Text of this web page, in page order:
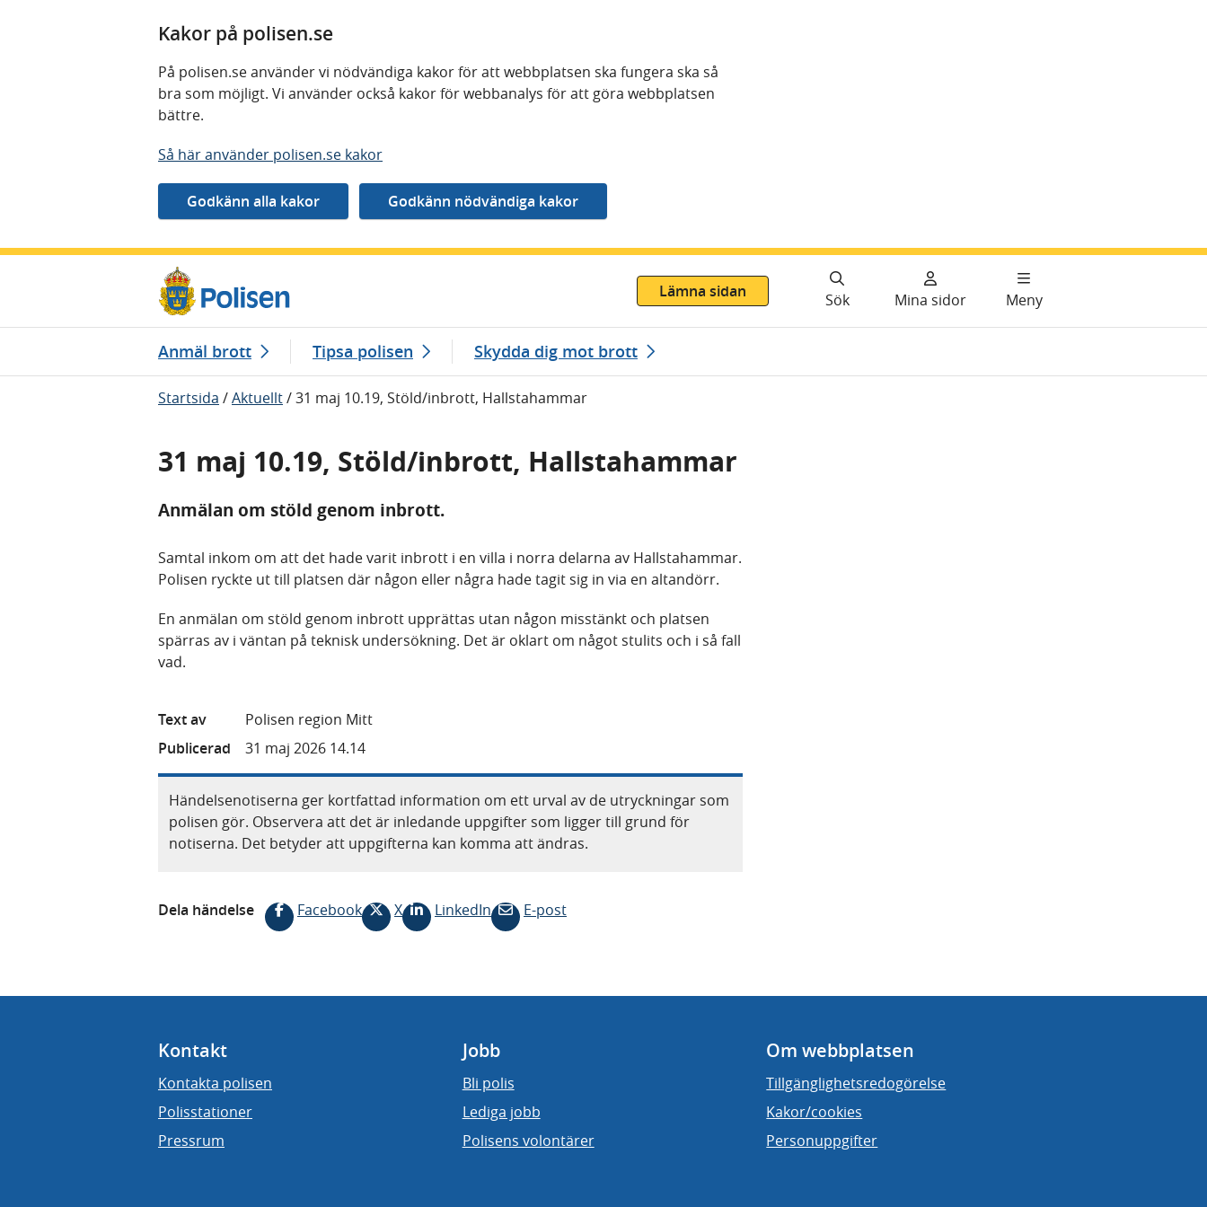
Kakor på polisen.se
På polisen.se använder vi nödvändiga kakor för att webbplatsen ska fungera ska så
bra som möjligt. Vi använder också kakor för webbanalys för att göra webbplatsen
bättre.
Så här använder polisen.se kakor
Lämna sidan
Sök Mina sidor Meny
Anmäl brott Tipsa polisen Skydda dig mot brott
Startsida /Aktuellt/31 maj 10.19, Stöld/inbrott, Hallstahammar
31 maj 10.19, Stöld/inbrott, Hallstahammar
Anmälan om stöld genom inbrott.
Samtal inkom om att det hade varit inbrott i en villa i norra delarna av Hallstahammar.
Polisen ryckte ut till platsen där någon eller några hade tagit sig in via en altandörr.
En anmälan om stöld genom inbrott upprättas utan någon misstänkt och platsen
spärras av i väntan på teknisk undersökning. Det är oklart om något stulits och i så fall
vad.
Text av
Polisen region Mitt
Publicerad
31 maj 2026 14.14
Händelsenotiserna ger kortfattad information om ett urval av de utryckningar som
polisen gör. Observera att det är inledande uppgifter som ligger till grund för
notiserna. Det betyder att uppgifterna kan komma att ändras.
Dela händelse Facebook X LinkedIn E-post
Kontakt
Kontakta polisen
Polisstationer
Pressrum
Jobb
Bli polis
Lediga jobb
Polisens volontärer
Om webbplatsen
Tillgänglighetsredogörelse
Kakor/cookies
Personuppgifter